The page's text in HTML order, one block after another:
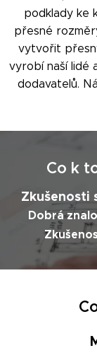
podklady ke
přesné
vytvořit
vyrobí naší lidé
dodavatelů.
Co k
Zkušenosti
Dobrá